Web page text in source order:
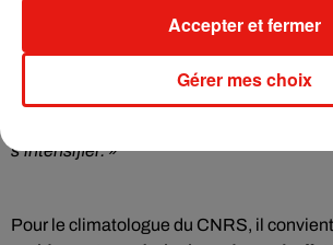
atmosphérique. Les zones de haute
intenses et repoussent les tempêtes
une accumulation d’énergie qui s’évacue
s’intensifier. »
Pour le climatologue du CNRS, il
Gérer mes choix
Accepter et fermer